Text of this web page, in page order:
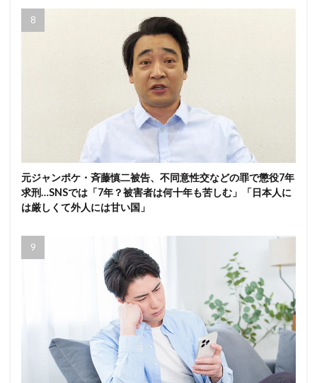
元ジャンポケ・斉藤慎二被告、不同意性交などの罪で懲役7年
求刑…SNSでは「7年？被害者は何十年も苦しむ」「日本人に
は厳しくて外人には甘い国」